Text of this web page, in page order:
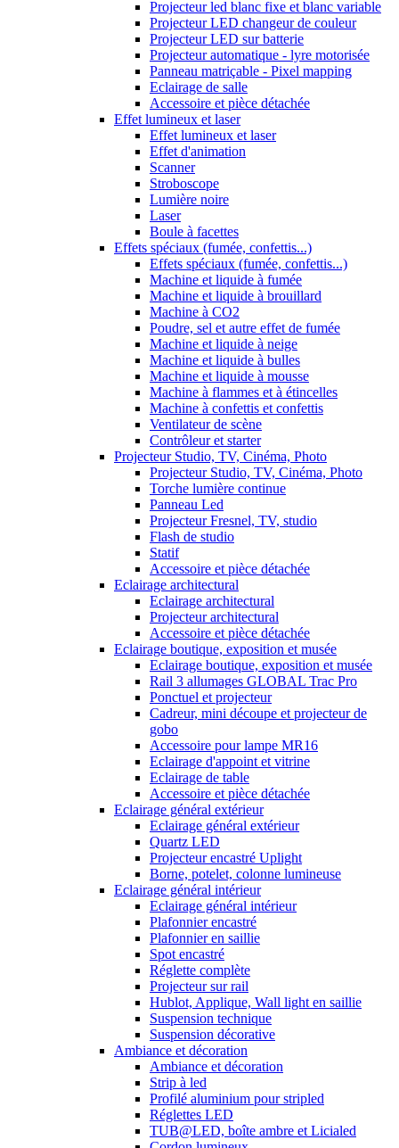
Projecteur led blanc fixe et blanc variable
Projecteur LED changeur de couleur
Projecteur LED sur batterie
Projecteur automatique - lyre motorisée
Panneau matriçable - Pixel mapping
Eclairage de salle
Accessoire et pièce détachée
Effet lumineux et laser
Effet lumineux et laser
Effet d'animation
Scanner
Stroboscope
Lumière noire
Laser
Boule à facettes
Effets spéciaux (fumée, confettis...)
Effets spéciaux (fumée, confettis...)
Machine et liquide à fumée
Machine et liquide à brouillard
Machine à CO2
Poudre, sel et autre effet de fumée
Machine et liquide à neige
Machine et liquide à bulles
Machine et liquide à mousse
Machine à flammes et à étincelles
Machine à confettis et confettis
Ventilateur de scène
Contrôleur et starter
Projecteur Studio, TV, Cinéma, Photo
Projecteur Studio, TV, Cinéma, Photo
Torche lumière continue
Panneau Led
Projecteur Fresnel, TV, studio
Flash de studio
Statif
Accessoire et pièce détachée
Eclairage architectural
Eclairage architectural
Projecteur architectural
Accessoire et pièce détachée
Eclairage boutique, exposition et musée
Eclairage boutique, exposition et musée
Rail 3 allumages GLOBAL Trac Pro
Ponctuel et projecteur
Cadreur, mini découpe et projecteur de
gobo
Accessoire pour lampe MR16
Eclairage d'appoint et vitrine
Eclairage de table
Accessoire et pièce détachée
Eclairage général extérieur
Eclairage général extérieur
Quartz LED
Projecteur encastré Uplight
Borne, potelet, colonne lumineuse
Eclairage général intérieur
Eclairage général intérieur
Plafonnier encastré
Plafonnier en saillie
Spot encastré
Réglette complète
Projecteur sur rail
Hublot, Applique, Wall light en saillie
Suspension technique
Suspension décorative
Ambiance et décoration
Ambiance et décoration
Strip à led
Profilé aluminium pour stripled
Réglettes LED
TUB@LED, boîte ambre et Licialed